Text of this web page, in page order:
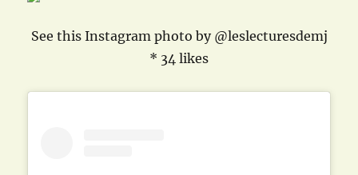
See this Instagram photo by @leslecturesdemj
* 34 likes